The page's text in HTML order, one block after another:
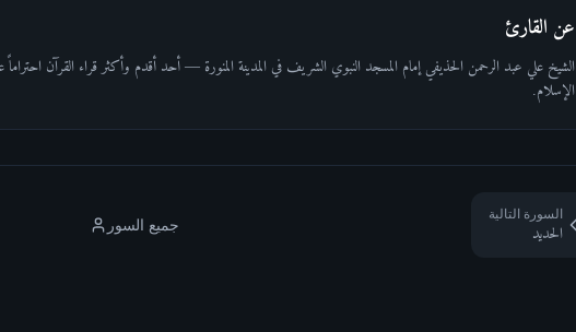
عن القارئ
الشيخ علي عبد الرحمن الحذيفي إمام المسجد النبوي الشريف في المدينة المنورة — أحد أقدم وأكثر قراء القرآن
الإسلام.
جميع السور
السورة التالية
الحديد